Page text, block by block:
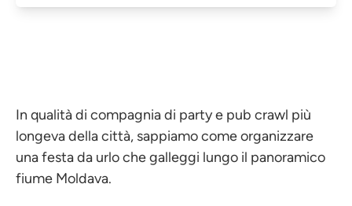
In qualità di compagnia di party e pub crawl più
longeva della città, sappiamo come organizzare
una festa da urlo che galleggi lungo il panoramico
fiume Moldava.